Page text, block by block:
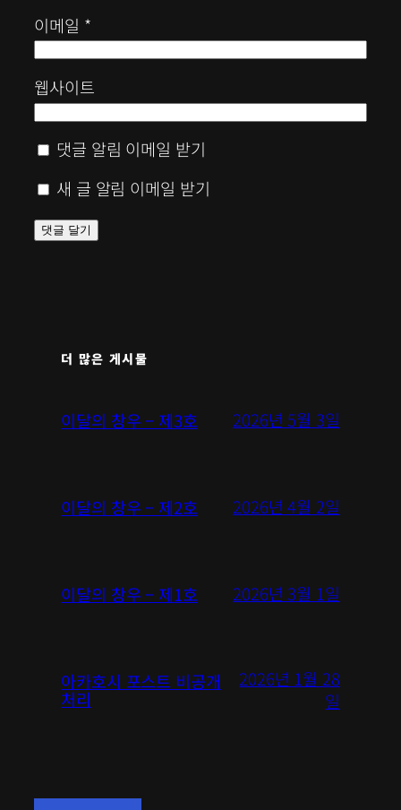
이메일 *
웹사이트
댓글 알림 이메일 받기
새 글 알림 이메일 받기
더 많은 게시물
이달의 창우 – 제3호 2026년 5월 3일
이달의 창우 – 제2호 2026년 4월 2일
이달의 창우 – 제1호 2026년 3월 1일
아카호시 포스트 비공개
처리
2026년 1월 28
일